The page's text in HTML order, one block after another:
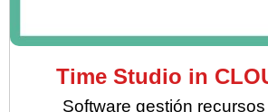
Time Studio in
Software gestión